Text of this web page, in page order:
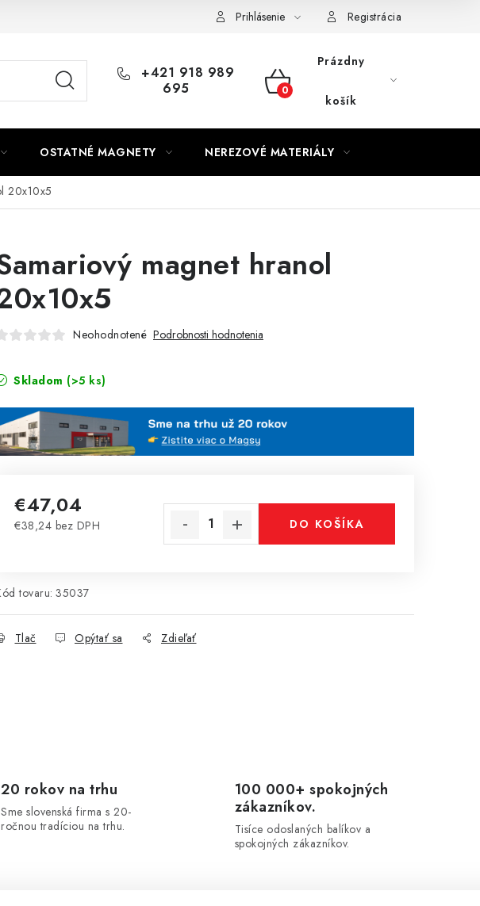
Prihlásenie Registrácia
+421 918 989
695
NÁKUPNÝ
Prázdny
košík
OSTATNÉ MAGNETY NEREZOVÉ MATERIÁLY
20x10x5
magnet hranol
Neohodnotené Podrobnosti hodnotenia
Skladom (>5 ks)
€47,04
€38,24 bez DPH DO KOŠÍKA
tovaru: 35037
Tlač Opýtať sa Zdieľať
20 rokov na trhu
Sme slovenská firma s 20-
ročnou tradíciou na trhu.
100 000+ spokojných
zákazníkov.
Tisíce odoslaných balíkov a
spokojných zákazníkov.